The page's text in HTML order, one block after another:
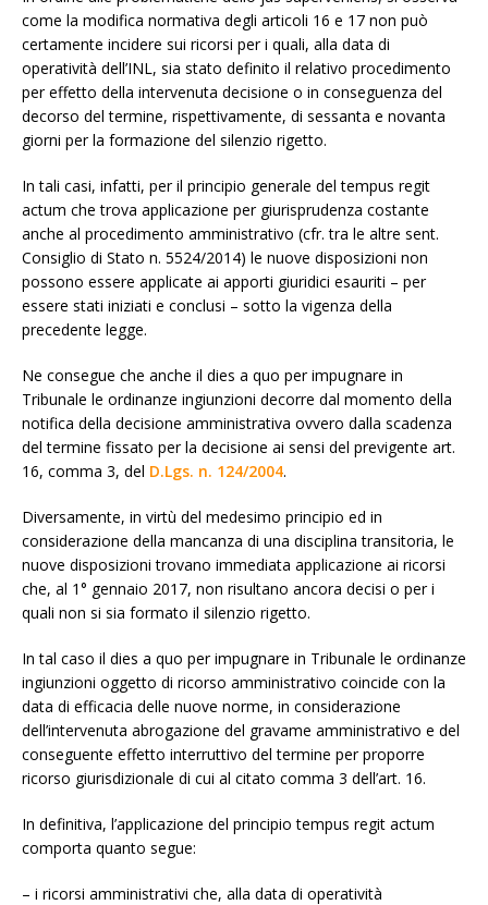
come la modifica normativa degli articoli 16 e 17 non può
certamente incidere sui ricorsi per i quali, alla data di
operatività dell’INL, sia stato definito il relativo procedimento
per effetto della intervenuta decisione o in conseguenza del
decorso del termine, rispettivamente, di sessanta e novanta
giorni per la formazione del silenzio rigetto.
In tali casi, infatti, per il principio generale del tempus regit
actum che trova applicazione per giurisprudenza costante
anche al procedimento amministrativo (cfr. tra le altre sent.
Consiglio di Stato n. 5524/2014) le nuove disposizioni non
possono essere applicate ai apporti giuridici esauriti – per
essere stati iniziati e conclusi – sotto la vigenza della
precedente legge.
Ne consegue che anche il dies a quo per impugnare in
Tribunale le ordinanze ingiunzioni decorre dal momento della
notifica della decisione amministrativa ovvero dalla scadenza
del termine fissato per la decisione ai sensi del previgente art.
16, comma 3, del D.Lgs. n. 124/2004.
Diversamente, in virtù del medesimo principio ed in
considerazione della mancanza di una disciplina transitoria, le
nuove disposizioni trovano immediata applicazione ai ricorsi
che, al 1° gennaio 2017, non risultano ancora decisi o per i
quali non si sia formato il silenzio rigetto.
In tal caso il dies a quo per impugnare in Tribunale le ordinanze
ingiunzioni oggetto di ricorso amministrativo coincide con la
data di efficacia delle nuove norme, in considerazione
dell’intervenuta abrogazione del gravame amministrativo e del
conseguente effetto interruttivo del termine per proporre
ricorso giurisdizionale di cui al citato comma 3 dell’art. 16.
In definitiva, l’applicazione del principio tempus regit actum
comporta quanto segue:
– i ricorsi amministrativi che, alla data di operatività